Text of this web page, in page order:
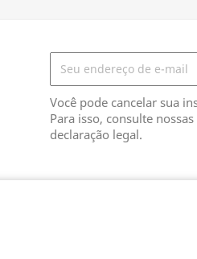
Você pode cancelar sua
Para isso, consulte
declaração legal.